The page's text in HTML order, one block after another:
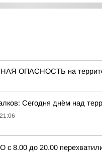
ОПАСНОСТЬ на
Сегодня днём над
8.00 до 20.00